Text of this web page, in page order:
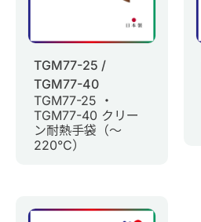
TGM77-25 /
TGM77-40
TGM77-25 ・
TGM77-40 クリー
ン耐熱手袋（～
220°C）